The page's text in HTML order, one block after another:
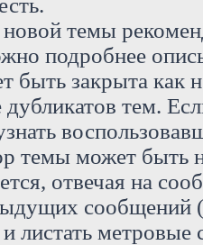
темы
подробнее
быть закрыта как
дубликатов тем.
темы может быть
отвечая на
сообщений
и листать